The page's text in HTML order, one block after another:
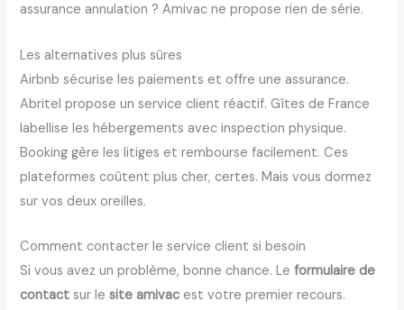
assurance annulation ? Amivac ne propose rien de série.
Les alternatives plus sûres
Airbnb sécurise les paiements et offre une assurance.
Abritel propose un service client réactif. Gîtes de France
labellise les hébergements avec inspection physique.
Booking gère les litiges et rembourse facilement. Ces
plateformes coûtent plus cher, certes. Mais vous dormez
sur vos deux oreilles.
Comment contacter le service client si besoin
Si vous avez un problème, bonne chance. Leformulaire de
contact sur lesite amivac est votre premier recours.